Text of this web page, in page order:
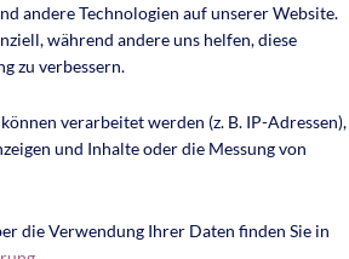
andere Technologien auf unserer Website.
während andere uns helfen, diese
zu verbessern.
verarbeitet werden (z. B. IP-Adressen),
und Inhalte oder die Messung von
die Verwendung Ihrer Daten finden Sie in